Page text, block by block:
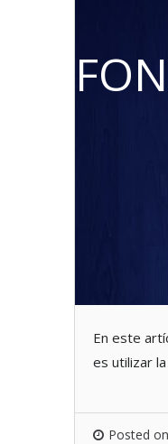
En este
es utilizar
Posted on